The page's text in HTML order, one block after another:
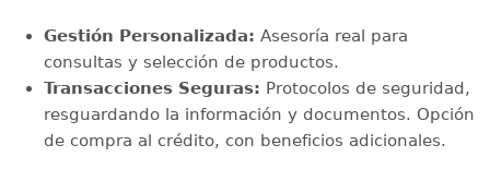
Gestión Personalizada: Asesoría real para
consultas y selección de productos.
Transacciones Seguras: Protocolos de seguridad,
resguardando la información y documentos. Opción
de compra al crédito, con beneficios adicionales.